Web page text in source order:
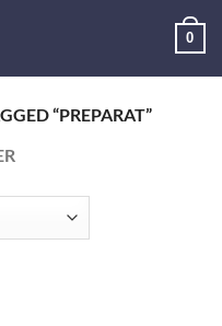
0
“PREPARAT”